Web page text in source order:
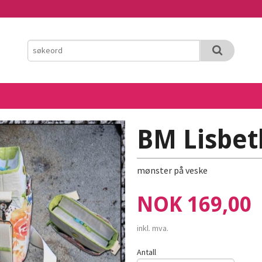
BM
mønster på veske
Pris
NOK 169,00
inkl. mva.
Antall